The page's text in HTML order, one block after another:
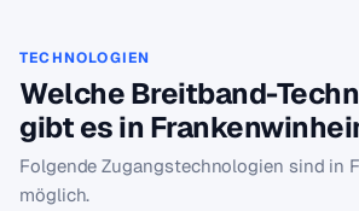
TECHNOLOGIEN
Welche Breitband-
gibt es in
Folgende Zugangstechnologien sind in
möglich.